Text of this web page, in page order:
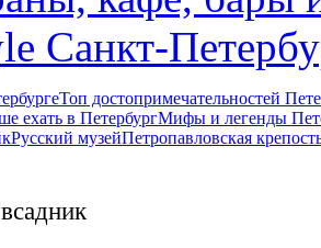
Санкт-
Топ достопримечательностей
ехать в ПетербургМифы и легенды
Русский музейПетропавловская